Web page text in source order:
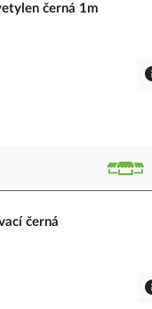
černá 1m
černá